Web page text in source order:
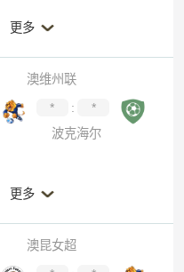
更多
澳维州联
* :
*
波克海尔
更多
澳昆女超